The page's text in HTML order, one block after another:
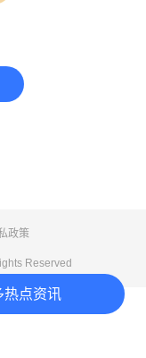
热点资讯
政策
Reserved